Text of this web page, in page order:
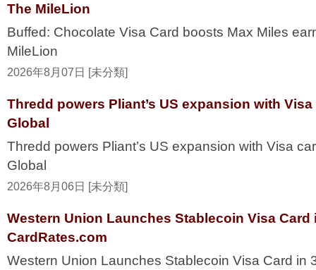
The MileLion
Buffed: Chocolate Visa Card boosts Max Miles
MileLion
2026年8月07日 [未分類]
Thredd powers Pliant’s US expansion with
Global
Thredd powers Pliant’s US expansion with Visa
Global
2026年8月06日 [未分類]
Western Union Launches Stablecoin Visa Card
CardRates.com
Western Union Launches Stablecoin Visa Card in